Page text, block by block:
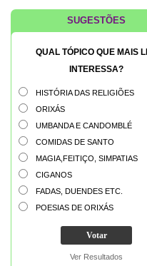
SUGESTÕES
QUAL TÓPICO QUE MAIS
INTERESSA?
HISTÓRIA DAS RELIGIÕES
ORIXÁS
UMBANDA E CANDOMBLÉ
COMIDAS DE SANTO
MAGIA,FEITIÇO, SIMPATIAS
CIGANOS
FADAS, DUENDES ETC.
POESIAS DE ORIXÁS
Ver Resultados